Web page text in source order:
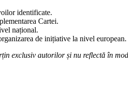
identificate.
Cartei.
național.
de inițiative la nivel european.
exclusiv autorilor și nu reflectă în